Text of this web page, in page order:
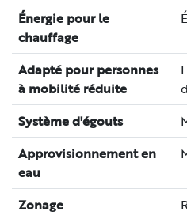
Énergie pour le
chauffage
Adapté pour personnes
à mobilité réduite
Système d'égouts
Approvisionnement en
eau
Zonage